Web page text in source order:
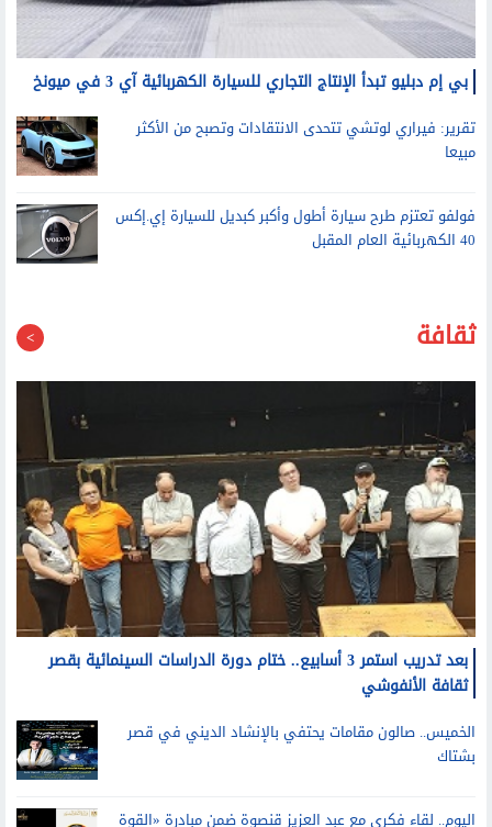
بي إم دبليو تبدأ الإنتاج التجاري للسيارة الكهربائية آي 3 في ميونخ
تقرير: فيراري لوتشي تتحدى الانتقادات وتصبح من الأكثر
مبيعا
فولفو تعتزم طرح سيارة أطول وأكبر كبديل للسيارة إي.إكس
40 الكهربائية العام المقبل
ثقافة
بعد تدريب استمر 3 أسابيع.. ختام دورة الدراسات السينمائية بقصر
ثقافة الأنفوشي
الخميس.. صالون مقامات يحتفي بالإنشاد الديني في قصر
بشتاك
اليوم.. لقاء فكري مع عبد العزيز قنصوة ضمن مبادرة «القوة